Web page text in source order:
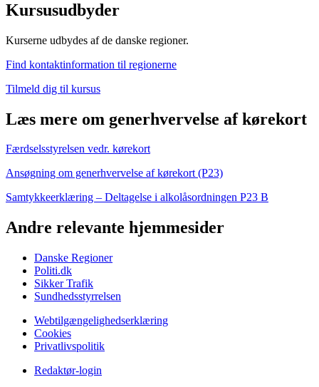
Kursusudbyder
Kurserne udbydes af de danske regioner.
Find kontaktinformation til regionerne
Tilmeld dig til kursus
Læs mere om generhvervelse af kørekort
Færdselsstyrelsen vedr. kørekort
Ansøgning om generhvervelse af kørekort (P23)
Samtykkeerklæring – Deltagelse i alkolåsordningen P23 B
Andre relevante hjemmesider
Danske Regioner
Politi.dk
Sikker Trafik
Sundhedsstyrrelsen
Webtilgængelighedserklæring
Cookies
Privatlivspolitik
Redaktør-login